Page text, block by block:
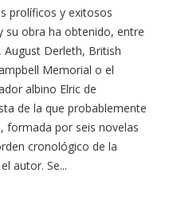
prolíficos y exitosos
su obra ha obtenido, entre
Derleth, British
Memorial o el
albino Elric de
de la que probablemente
formada por seis novelas
cronológico de la
autor. Se...